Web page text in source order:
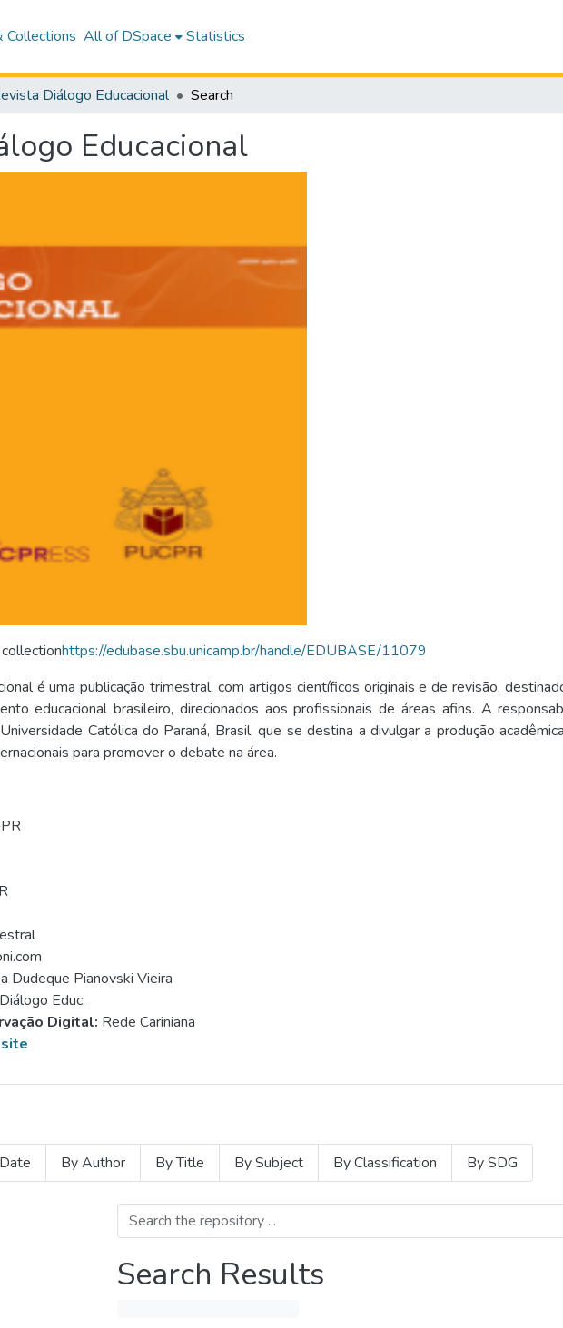
Collections All of DSpace Statistics
Diálogo Educacional Search
Educacional
https://edubase.sbu.unicamp.br/handle/EDUBASE/11079
é uma publicação trimestral, com artigos científicos originais e de revisão,
educacional brasileiro, direcionados aos profissionais de áreas afins. A
Católica do Paraná, Brasil, que se destina a divulgar a produção
para promover o debate na área.
Dudeque Pianovski Vieira
Educ.
Digital: Rede Cariniana
By Author By Title By Subject By Classification By SDG
Search Results